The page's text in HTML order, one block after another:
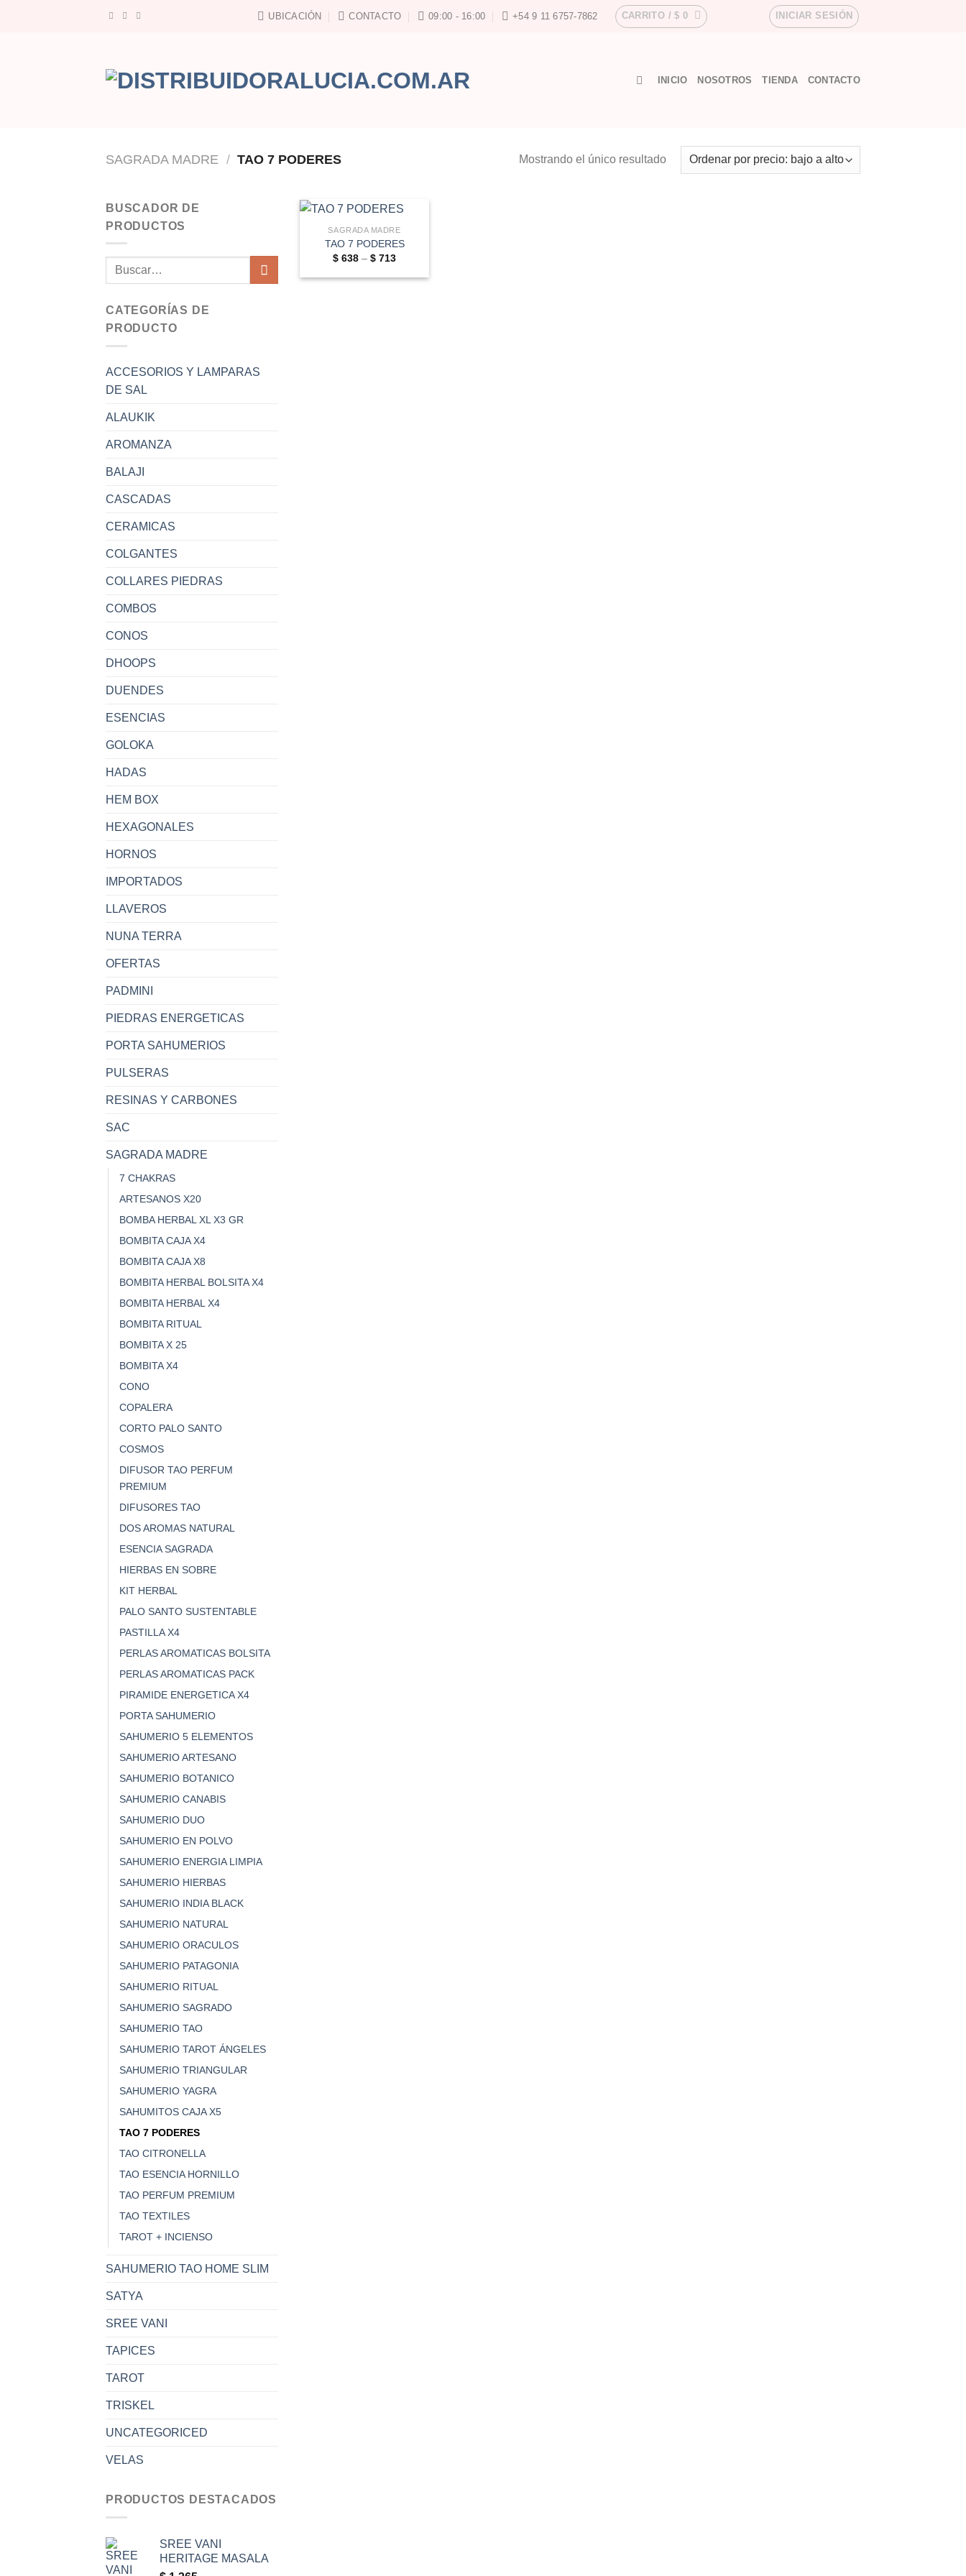
UBICACIÓN CONTACTO 09:00 - 16:00 +54 9 11 6757-7862 CARRITO /$ 0 INICIAR SESIÓN
INICIO NOSOTROS TIENDA CONTACTO
SAGRADA MADRE / TAO 7 PODERES Mostrando el único resultado
BUSCADOR DE
PRODUCTOS
Buscar
CATEGORÍAS DE
PRODUCTO
ACCESORIOS Y LAMPARAS
DE SAL
ALAUKIK
AROMANZA
BALAJI
CASCADAS
CERAMICAS
COLGANTES
COLLARES PIEDRAS
COMBOS
CONOS
DHOOPS
DUENDES
ESENCIAS
GOLOKA
HADAS
HEM BOX
HEXAGONALES
HORNOS
IMPORTADOS
LLAVEROS
NUNA TERRA
OFERTAS
PADMINI
PIEDRAS ENERGETICAS
PORTA SAHUMERIOS
PULSERAS
RESINAS Y CARBONES
SAC
SAGRADA MADRE
7 CHAKRAS
ARTESANOS X20
BOMBA HERBAL XL X3 GR
BOMBITA CAJA X4
BOMBITA CAJA X8
BOMBITA HERBAL BOLSITA X4
BOMBITA HERBAL X4
BOMBITA RITUAL
BOMBITA X 25
BOMBITA X4
CONO
COPALERA
CORTO PALO SANTO
COSMOS
DIFUSOR TAO PERFUM
PREMIUM
DIFUSORES TAO
DOS AROMAS NATURAL
ESENCIA SAGRADA
HIERBAS EN SOBRE
KIT HERBAL
PALO SANTO SUSTENTABLE
PASTILLA X4
PERLAS AROMATICAS BOLSITA
PERLAS AROMATICAS PACK
PIRAMIDE ENERGETICA X4
PORTA SAHUMERIO
SAHUMERIO 5 ELEMENTOS
SAHUMERIO ARTESANO
SAHUMERIO BOTANICO
SAHUMERIO CANABIS
SAHUMERIO DUO
SAHUMERIO EN POLVO
SAHUMERIO ENERGIA LIMPIA
SAHUMERIO HIERBAS
SAHUMERIO INDIA BLACK
SAHUMERIO NATURAL
SAHUMERIO ORACULOS
SAHUMERIO PATAGONIA
SAHUMERIO RITUAL
SAHUMERIO SAGRADO
SAHUMERIO TAO
SAHUMERIO TAROT ÁNGELES
SAHUMERIO TRIANGULAR
SAHUMERIO YAGRA
SAHUMITOS CAJA X5
TAO 7 PODERES
TAO CITRONELLA
TAO ESENCIA HORNILLO
TAO PERFUM PREMIUM
TAO TEXTILES
TAROT + INCIENSO
SAHUMERIO TAO HOME SLIM
SATYA
SREE VANI
TAPICES
TAROT
TRISKEL
UNCATEGORICED
VELAS
PRODUCTOS DESTACADOS
SREE VANI
HERITAGE MASALA
SAGRADA MADRE
TAO 7 PODERES
$ 638 – $ 713Price
$ 638